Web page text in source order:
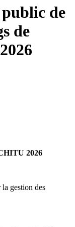
de
de
2026
gestion des